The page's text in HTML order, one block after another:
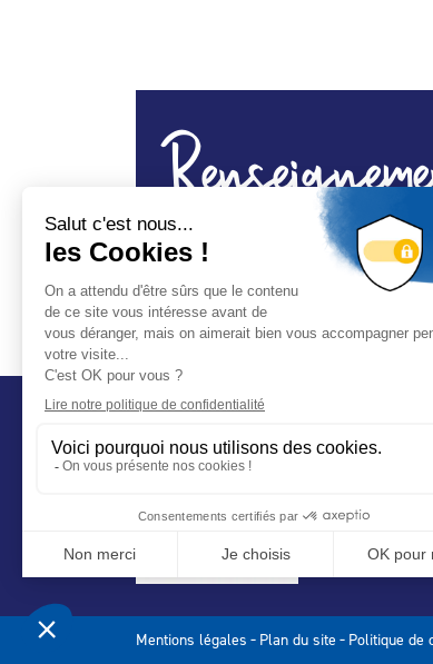
Spécialité Abris : Oui
Mentions légales - Plan du site - Politique de